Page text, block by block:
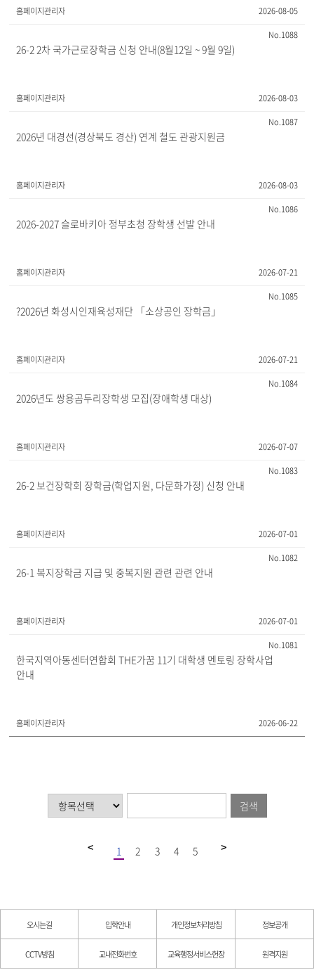
홈페이지관리자
2026-08-05
1088
26-2 2차 국가근로장학금 신청 안내(8월12일 ~ 9월 9일)
홈페이지관리자
2026-08-03
1087
2026년 대경선(경상북도 경산) 연계 철도 관광지원금
홈페이지관리자
2026-08-03
1086
2026-2027 슬로바키아 정부초청 장학생 선발 안내
홈페이지관리자
2026-07-21
1085
?2026년 화성시인재육성재단 「소상공인 장학금」
홈페이지관리자
2026-07-21
1084
2026년도 쌍용곰두리장학생 모집(장애학생 대상)
홈페이지관리자
2026-07-07
1083
26-2 보건장학회 장학금(학업지원, 다문화가정) 신청 안내
홈페이지관리자
2026-07-01
1082
26-1 복지장학금 지급 및 중복지원 관련 관련 안내
홈페이지관리자
2026-07-01
1081
한국지역아동센터연합회 THE가꿈 11기 대학생 멘토링 장학사업
안내
홈페이지관리자 2026-06-22
검색
1 2 3 4 5
오시는길 입학안내 개인정보처리방침 정보공개
CCTV방침 교내전화번호 교육행정서비스헌장 원격지원